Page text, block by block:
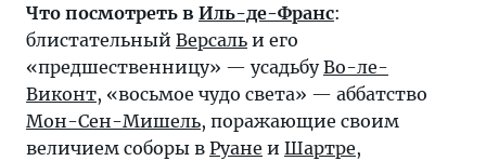
Что посмотреть в Иль-де-Франс:
блистательный Версаль и его
«предшественницу» — усадьбуВо-ле-
Виконт, «восьмое чудо света» — аббатство
Мон-Сен-Мишель, поражающие своим
величием соборы в Руане и Шартре,